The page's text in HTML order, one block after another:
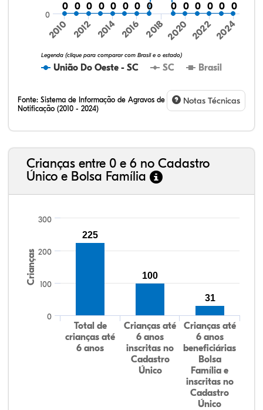
0
0 0
0 0
0 0
0 0
0 0
0 0
0 0
0 0
0 0
0 0
0 0
0 0
0 0
0
União Do Oeste - SC SC Brasil
Legenda (clique para comparar com Brasil e o estado)
2010 2012 2014 2016 2018 2020 2022 2024
0
Fonte: Sistema de Informação de Agravos de
Notificação (2010 - 2024)
Notas Técnicas
Crianças entre 0 e 6 no Cadastro
Único e Bolsa Família
Crianças
Total de
crianças até
6 anos
Crianças até
6 anos
inscritas no
Cadastro
Único
Crianças até
6 anos
beneficiárias
Bolsa
Família e
inscritas no
Cadastro
Único
0
100
200
300
225
100
31
74,03%
5,10%
0,26%
19,73%
0,70%
0,19%
32,57%
9,24%
0,46%
54,88%
1,27%
1,56%